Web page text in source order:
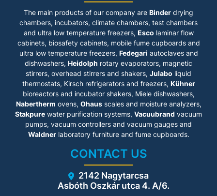
The main products of our company are Binder drying
chambers, incubators, climate chambers, test chambers
and ultra low temperature freezers, Esco laminar flow
cabinets, biosafety cabinets, mobile fume cupboards and
ultra low temperature freezers, Fedegari autoclaves and
dishwashers, Heidolph rotary evaporators, magnetic
stirrers, overhead stirrers and shakers, Julabo liquid
thermostats, Kirsch refrigerators and freezers, Kühner
bioreactors and incubator shakers, Miele dishwashers,
Nabertherm ovens, Ohausscales and moisture analyzers,
Stakpure water purification systems, Vacuubrand vacuum
pumps, vacuum controllers and vacuum gauges and
Waldnerlaboratory furniture and fume cupboards.
CONTACT US
2142 Nagytarcsa
Asbóth Oszkár utca 4. A/6.